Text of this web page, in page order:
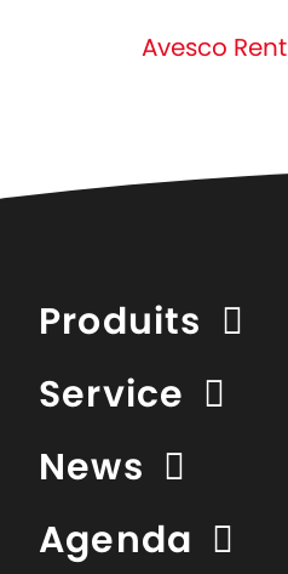
Avesco Rent
Produits
Service
News
Agenda